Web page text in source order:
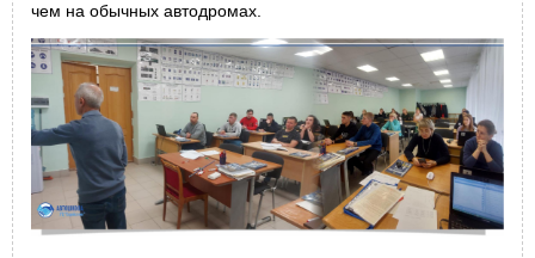
чем на обычных автодромах.